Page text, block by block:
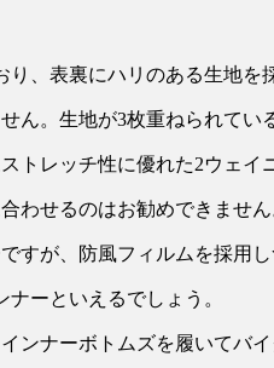
、表裏にハリのある生地
ん。生地が3枚重ねられてい
トレッチ性に優れた2ウェイ
わせるのはお勧めできませ
すが、防風フィルムを採用
ーといえるでしょう。
ンナーボトムズを履いてバ